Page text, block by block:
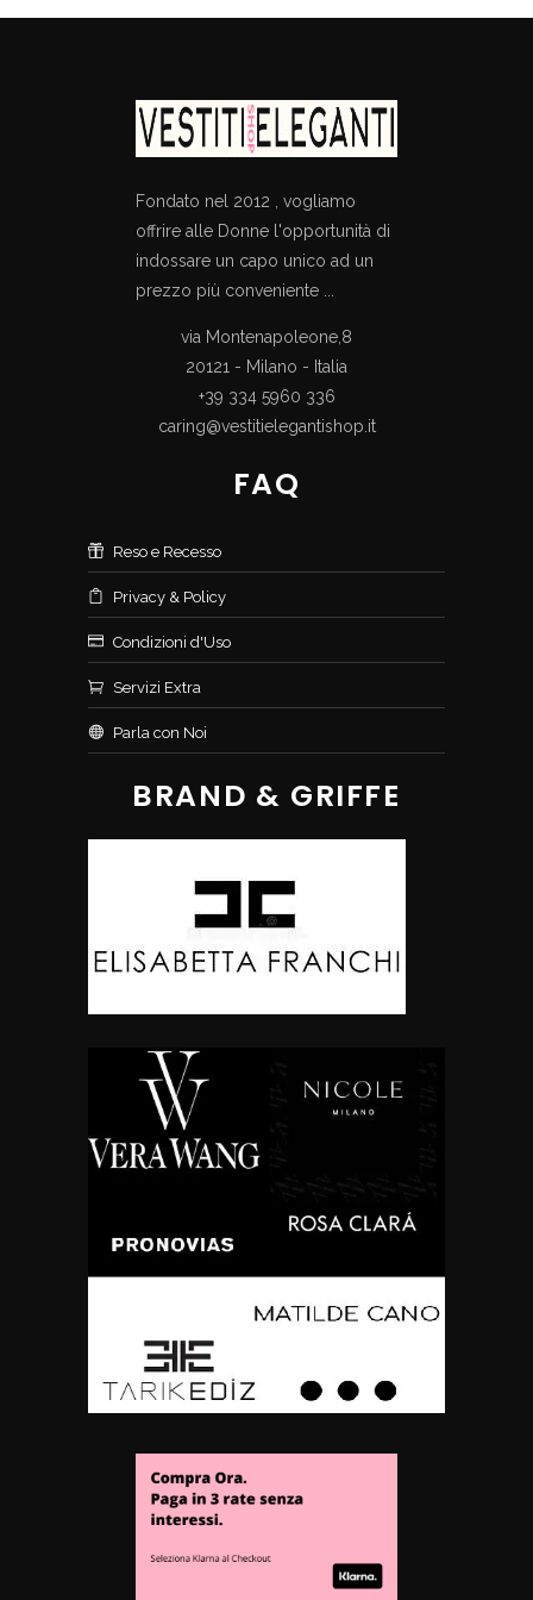
Fondato nel 2012 , vogliamo
offrire alle Donne l'opportunità di
indossare un capo unico ad un
prezzo più conveniente ...
via Montenapoleone,8
20121 - Milano - Italia
+39 334 5960 336
caring@vestitielegantishop.it
FAQ
Reso e Recesso
Privacy & Policy
Condizioni d'Uso
Servizi Extra
Parla con Noi
BRAND & GRIFFE